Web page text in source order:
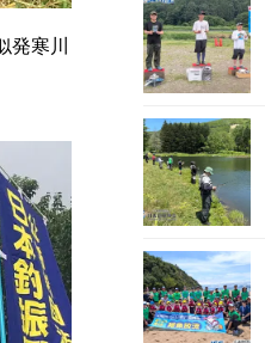
発寒川